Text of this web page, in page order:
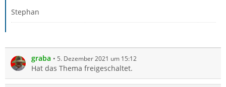
Stephan
graba 5. Dezember 2021 um 15:12
Hat das Thema freigeschaltet.